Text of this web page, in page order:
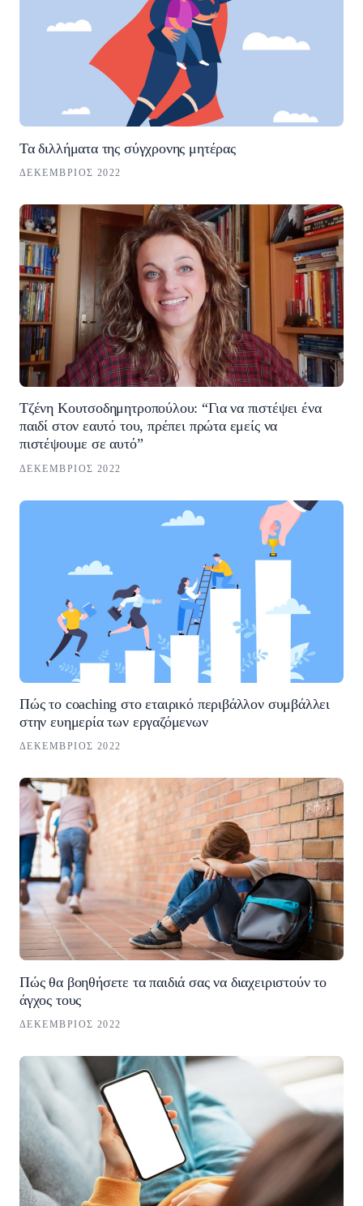
Τα διλλήματα της σύγχρονης μητέρας
ΔΕΚΈΜΒΡΙΟΣ 2022
Τζένη Κουτσοδημητροπούλου: “Για να πιστέψει ένα
παιδί στον εαυτό του, πρέπει πρώτα εμείς να
πιστέψουμε σε αυτό”
ΔΕΚΈΜΒΡΙΟΣ 2022
Πώς το coaching στο εταιρικό περιβάλλον συμβάλλει
στην ευημερία των εργαζόμενων
ΔΕΚΈΜΒΡΙΟΣ 2022
Πώς θα βοηθήσετε τα παιδιά σας να διαχειριστούν το
άγχος τους
ΔΕΚΈΜΒΡΙΟΣ 2022